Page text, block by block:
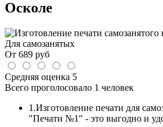
Осколе
Для самозанятых
От 689 руб
Средняя оценка 5
Всего проголосовало 1 человек
1.Изготовление печати для
"Печати №1" - это выгодно и